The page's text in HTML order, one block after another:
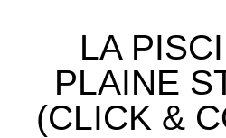
LA
PLAINE
(CLICK &